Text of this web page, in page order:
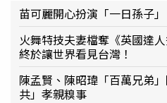
苗可麗開心扮演「一日孫子
火舞特技夫妻檔奪《英國達
終於讓世界看見台灣！
陳孟賢、陳昭瑋「百萬兄弟
共」孝親糗事